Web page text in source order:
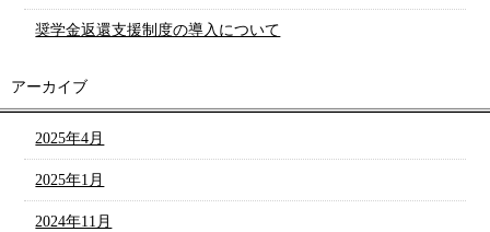
奨学金返還支援制度の導入について
アーカイブ
2025年4月
2025年1月
2024年11月